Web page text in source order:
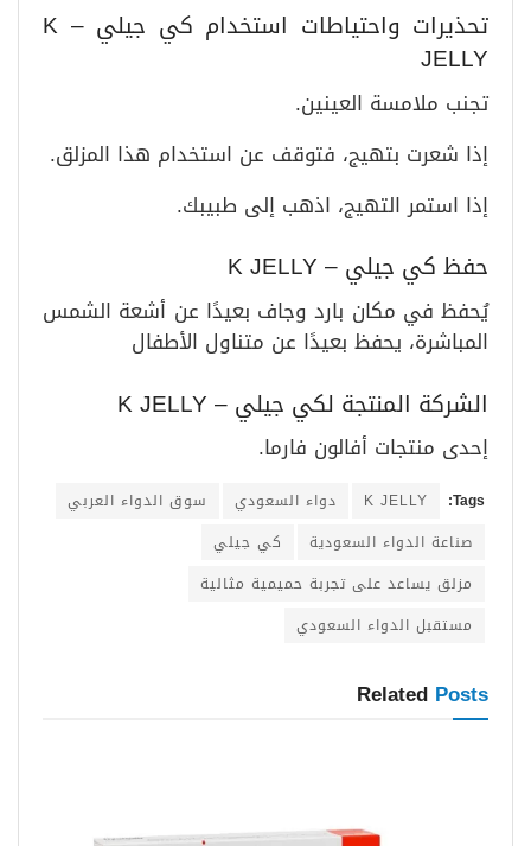
تحذيرات واحتياطات استخدام كي جيلي – K
JELLY
تجنب ملامسة العينين.
إذا شعرت بتهيج، فتوقف عن استخدام هذا المزلق.
إذا استمر التهيج، اذهب إلى طبيبك.
حفظ كي جيلي – K JELLY
يُحفظ في مكان بارد وجاف بعيدًا عن أشعة الشمس
المباشرة، يحفظ بعيدًا عن متناول الأطفال
الشركة المنتجة لكي جيلي – K JELLY
إحدى منتجات أفالون فارما.
Tags:
K JELLY دواء السعودي
سوق الدواء العربي
صناعة الدواء السعودية
كي جيلي
مزلق يساعد على تجربة حميمية مثالية
مستقبل الدواء السعودي
Related Posts